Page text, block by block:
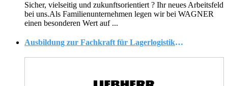
Sicher, vielseitig und zukunftsorientiert ? Ihr neues Arbeitsfeld
bei uns.Als Familienunternehmen legen wir bei WAGNER
einen besonderen Wert auf ...
Ausbildung zur Fachkraft für Lagerlogistik (m/w/d)